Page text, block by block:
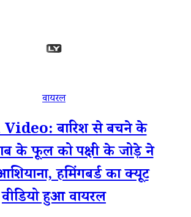
वायरल
बारिश से बचने के
के फूल को पक्षी के जोड़े ने
हमिंगबर्ड का क्यूट
वीडियो हुआ वायरल